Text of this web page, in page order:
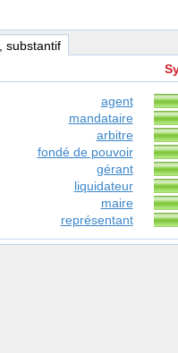
, substantif
agent
mandataire
arbitre
fondé de pouvoir
gérant
liquidateur
maire
représentant